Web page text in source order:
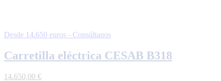
Desde 14.650 euros - Consúltanos
Carretilla eléctrica CESAB B318
14.650,00 €